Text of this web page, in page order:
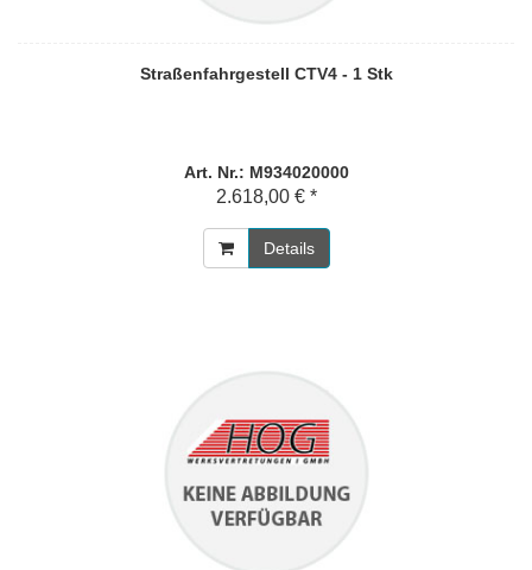
Straßenfahrgestell CTV4 - 1 Stk
Art. Nr.: M934020000
2.618,00 € *
Details